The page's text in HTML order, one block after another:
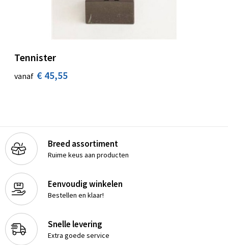
Tennister
vanaf € 45,55
Breed assortiment
Ruime keus aan producten
Eenvoudig winkelen
Bestellen en klaar!
Snelle levering
Extra goede service